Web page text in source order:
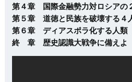
第４章 国際金融勢力対ロシアの
第５章 道徳と民族を破壊する４
第６章 ディアスポラ化する人類
終 章 歴史認識大戦争に備えよ